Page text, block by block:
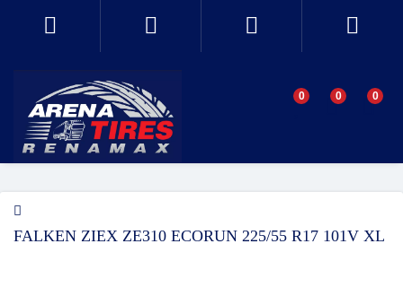
0 0 0
FALKEN ZIEX ZE310 ECORUN 225/55 R17 101V XL